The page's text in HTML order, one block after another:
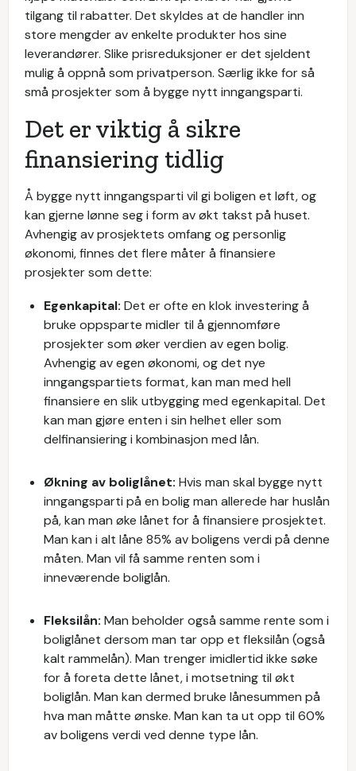
tilgang til rabatter. Det skyldes at de handler inn
store mengder av enkelte produkter hos sine
leverandører. Slike prisreduksjoner er det sjeldent
mulig å oppnå som privatperson. Særlig ikke for så
små prosjekter som å bygge nytt inngangsparti.
Det er viktig å sikre
finansiering tidlig
Å bygge nytt inngangsparti vil gi boligen et løft, og
kan gjerne lønne seg i form av økt takst på huset.
Avhengig av prosjektets omfang og personlig
økonomi, finnes det flere måter å finansiere
prosjekter som dette:
Egenkapital: Det er ofte en klok investering å
bruke oppsparte midler til å gjennomføre
prosjekter som øker verdien av egen bolig.
Avhengig av egen økonomi, og det nye
inngangspartiets format, kan man med hell
finansiere en slik utbygging med egenkapital. Det
kan man gjøre enten i sin helhet eller som
delfinansiering i kombinasjon med lån.
Økning av boliglånet: Hvis man skal bygge nytt
inngangsparti på en bolig man allerede har huslån
på, kan man øke lånet for å finansiere prosjektet.
Man kan i alt låne 85% av boligens verdi på denne
måten. Man vil få samme renten som i
inneværende boliglån.
Fleksilån: Man beholder også samme rente som i
boliglånet dersom man tar opp et fleksilån (også
kalt rammelån). Man trenger imidlertid ikke søke
for å foreta dette lånet, i motsetning til økt
boliglån. Man kan dermed bruke lånesummen på
hva man måtte ønske. Man kan ta ut opp til 60%
av boligens verdi ved denne type lån.